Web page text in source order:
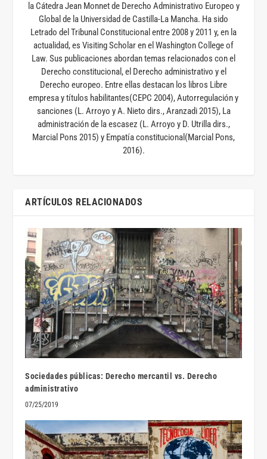
la Cátedra Jean Monnet de Derecho Administrativo Europeo y
Global de la Universidad de Castilla-La Mancha. Ha sido
Letrado del Tribunal Constitucional entre 2008 y 2011 y, en la
actualidad, es Visiting Scholar en el Washington College of
Law. Sus publicaciones abordan temas relacionados con el
Derecho constitucional, el Derecho administrativo y el
Derecho europeo. Entre ellas destacan los libros Libre
empresa y títulos habilitantes(CEPC 2004), Autorregulación y
sanciones (L. Arroyo y A. Nieto dirs., Aranzadi 2015), La
administración de la escasez (L. Arroyo y D. Utrilla dirs.,
Marcial Pons 2015) y Empatía constitucional(Marcial Pons,
2016).
ARTÍCULOS RELACIONADOS
Sociedades públicas: Derecho mercantil vs. Derecho
administrativo
07/25/2019